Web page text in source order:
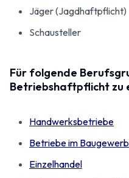
Jäger (Jagdhaftpflicht)
Schausteller
Für folgende
Betriebshaftpflicht zu
Handwerksbetriebe
Betriebe im
Einzelhandel